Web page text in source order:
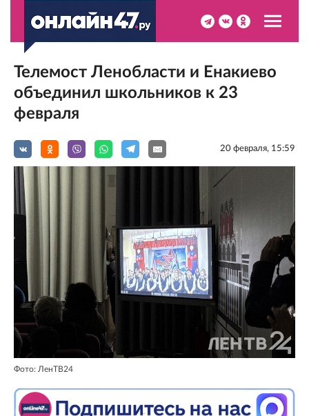
Телемост Ленобласти и Енакиево
объединил школьников к 23
февраля
20 февраля, 15:59
Фото: ЛенТВ24